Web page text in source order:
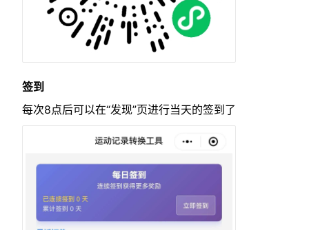
签到
每次8点后可以在“发现”页进行当天的签到了